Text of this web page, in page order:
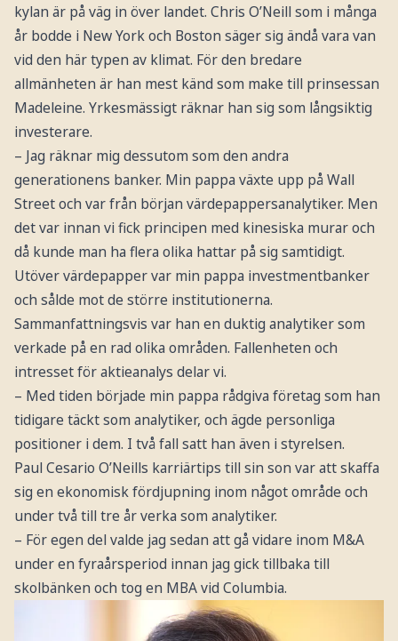
kylan är på väg in över landet. Chris O’Neill som i många
år bodde i New York och Boston säger sig ändå vara van
vid den här typen av klimat. För den bredare
allmänheten är han mest känd som make till prinsessan
Madeleine. Yrkesmässigt räknar han sig som långsiktig
investerare.
– Jag räknar mig dessutom som den andra
generationens banker. Min pappa växte upp på Wall
Street och var från början värdepappersanalytiker. Men
det var innan vi fick principen med kinesiska murar och
då kunde man ha flera olika hattar på sig samtidigt.
Utöver värdepapper var min pappa investmentbanker
och sålde mot de större institutionerna.
Sammanfattningsvis var han en duktig analytiker som
verkade på en rad olika områden. Fallenheten och
intresset för aktieanalys delar vi.
– Med tiden började min pappa rådgiva företag som han
tidigare täckt som analytiker, och ägde personliga
positioner i dem. I två fall satt han även i styrelsen.
Paul Cesario O’Neills karriärtips till sin son var att skaffa
sig en ekonomisk fördjupning inom något område och
under två till tre år verka som analytiker.
– För egen del valde jag sedan att gå vidare inom M&A
under en fyraårsperiod innan jag gick tillbaka till
skolbänken och tog en MBA vid Columbia.